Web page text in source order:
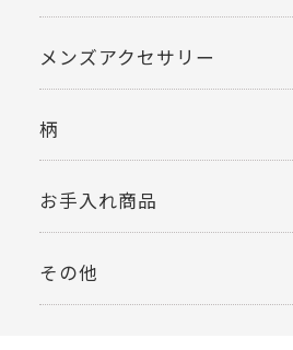
メンズアクセサリー
柄
お手入れ商品
その他